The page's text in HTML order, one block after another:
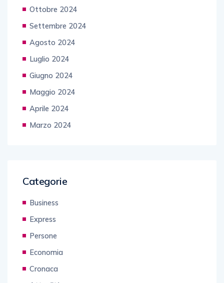
Ottobre 2024
Settembre 2024
Agosto 2024
Luglio 2024
Giugno 2024
Maggio 2024
Aprile 2024
Marzo 2024
Categorie
Business
Express
Persone
Economia
Cronaca